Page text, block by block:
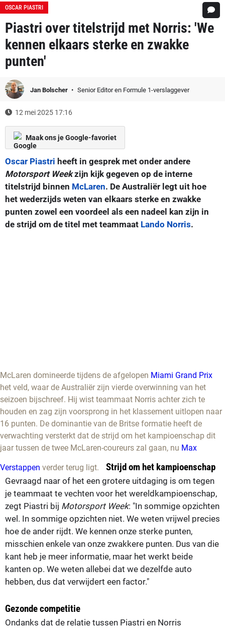
OSCAR PIASTRI
Piastri over titelstrijd met Norris: 'We
kennen elkaars sterke en zwakke
punten'
Jan Bolscher Senior Editor en Formule 1-verslaggever
12 mei 2025 17:16
Maak ons je Google-favoriet
Oscar Piastri heeft in gesprek met onder andere
Motorsport Weekzijn kijk gegeven op de interne
titelstrijd binnen McLaren. De Australiër legt uit hoe
het wederzijds weten van elkaars sterke en zwakke
punten zowel een voordeel als een nadeel kan zijn in
de strijd om de titel met teammaat Lando Norris.
McLaren domineerde tijdens de afgelopen Miami Grand Prix
het veld, waar de Australiër zijn vierde overwinning van het
seizoen bijschreef. Hij wist teammaat Norris achter zich te
houden en zag zijn voorsprong in het klassement uitlopen naar
16 punten. De dominantie van de Britse formatie heeft de
verwachting versterkt dat de strijd om het kampioenschap dit
jaar tussen de twee McLaren-coureurs zal gaan, nu Max
Verstappen verder terug ligt. Strijd om het kampioenschap
Gevraagd naar of het een grotere uitdaging is om tegen
je teammaat te vechten voor het wereldkampioenschap,
zegt Piastri bij Motorsport Week: "In sommige opzichten
wel. In sommige opzichten niet. We weten vrijwel precies
hoe de ander rijdt. We kennen onze sterke punten,
misschien enkele van onze zwakkere punten. Dus van die
kant heb je meer informatie, maar het werkt beide
kanten op. We weten allebei dat we dezelfde auto
hebben, dus dat verwijdert een factor."
Gezonde competitie
Ondanks dat de relatie tussen Piastri en Norris